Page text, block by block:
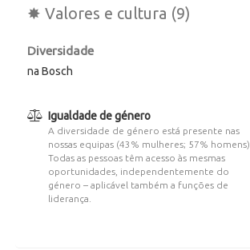
✸ Valores e cultura (9)
Diversidade
na Bosch
Igualdade de género
A diversidade de género está presente nas
nossas equipas (43% mulheres; 57% homens).
Todas as pessoas têm acesso às mesmas
oportunidades, independentemente do
género – aplicável também a funções de
liderança.